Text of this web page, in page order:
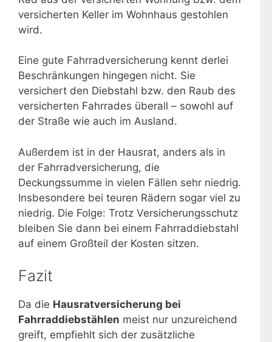
versicherten Keller im Wohnhaus gestohlen
wird.
Eine gute Fahrradversicherung kennt derlei
Beschränkungen hingegen nicht. Sie
versichert den Diebstahl bzw. den Raub des
versicherten Fahrrades überall – sowohl auf
der Straße wie auch im Ausland.
Außerdem ist in der Hausrat, anders als in
der Fahrradversicherung, die
Deckungssumme in vielen Fällen sehr niedrig.
Insbesondere bei teuren Rädern sogar viel zu
niedrig. Die Folge: Trotz Versicherungsschutz
bleiben Sie dann bei einem Fahrraddiebstahl
auf einem Großteil der Kosten sitzen.
Fazit
Da die Hausratversicherung bei
Fahrraddiebstählen meist nur unzureichend
greift, empfiehlt sich der zusätzliche